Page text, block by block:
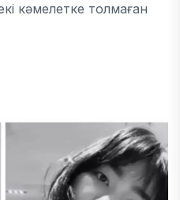
кәмелетке толмаған